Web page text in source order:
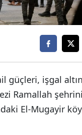
güçleri, işgal
Ramallah
El-Mugayir